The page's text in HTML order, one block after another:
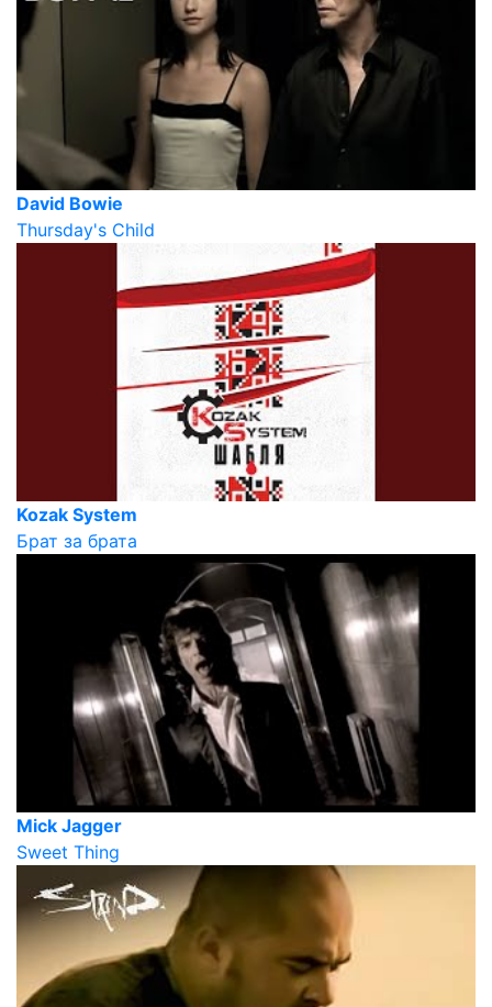
David Bowie
Thursday's Child
Kozak System
Брат за брата
Mick Jagger
Sweet Thing